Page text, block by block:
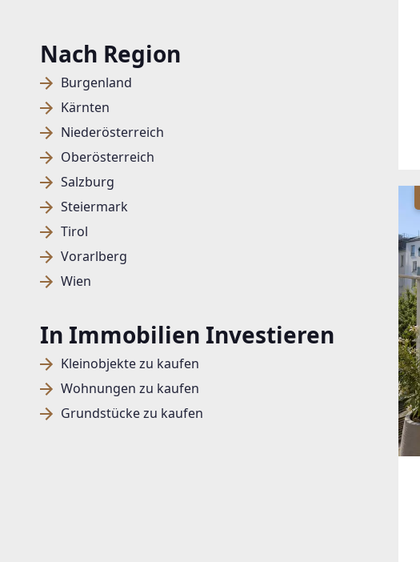
Nach Region
Burgenland
Kärnten
Niederösterreich
Oberösterreich
Salzburg
Steiermark
Tirol
Vorarlberg
Wien
In Immobilien Investieren
Kleinobjekte zu kaufen
Wohnungen zu kaufen
Grundstücke zu kaufen